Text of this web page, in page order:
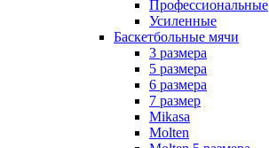
Профессиональные
Усиленные
Баскетбольные мячи
3 размера
5 размера
6 размера
7 размер
Mikasa
Molten